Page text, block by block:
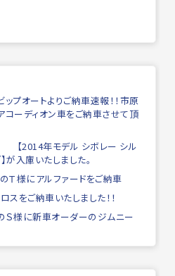
プオートよりご納車速報！！市原
ーディオン車をご納車させて頂
【2014年モデル シボレー シル
が入庫いたしました。
Ｔ様にアルファードをご納車
をご納車いたしました！！
Ｓ様に新車オーダーのジムニー